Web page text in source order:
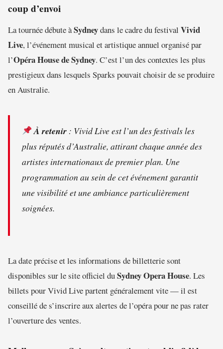
coup d’envoi
La tournée débute àSydneydans le cadre du festival Vivid
Live, l’événement musical et artistique annuel organisé par
l’Opéra House de Sydney. C’est l’un des contextes les plus
prestigieux dans lesquels Sparks pouvait choisir de se produire
en Australie.
À retenir : Vivid Live est l’un des festivals les
plus réputés d’Australie, attirant chaque année des
artistes internationaux de premier plan. Une
programmation au sein de cet événement garantit
une visibilité et une ambiance particulièrement
soignées.
La date précise et les informations de billetterie sont
disponibles sur le site officiel duSydney Opera House. Les
billets pour Vivid Live partent généralement vite — il est
conseillé de s’inscrire aux alertes de l’opéra pour ne pas rater
l’ouverture des ventes.